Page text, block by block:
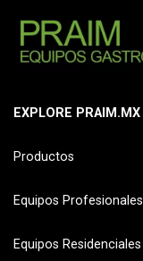
EXPLORE PRAIM.MX
Productos
Equipos Profesionales
Equipos Residenciales